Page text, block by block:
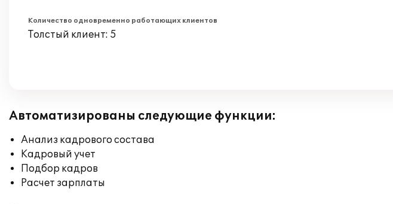
Количество одновременно работающих клиентов
Толстый клиент: 5
Автоматизированы следующие функции:
Анализ кадрового состава
Кадровый учет
Подбор кадров
Расчет зарплаты